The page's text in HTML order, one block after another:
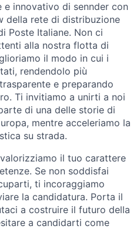
e innovativo di sennder con
della rete di distribuzione
Poste Italiane. Non ci
alla nostra flotta di
il modo in cui i
rendendolo più
e preparando
Ti invitiamo a unirti a noi
di una delle storie di
mentre acceleriamo la
su strada.
il tuo carattere
Se non soddisfai
ti incoraggiamo
la candidatura. Porta il
a costruire il futuro della
a candidarti come